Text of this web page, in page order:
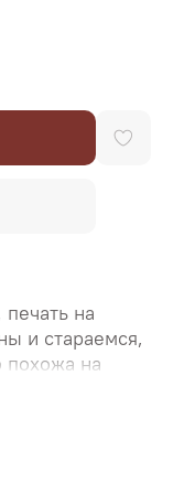
на
и стараемся,
похожа на